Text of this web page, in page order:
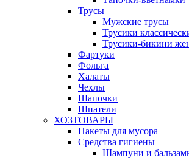
Трусы
Мужские трусы
Трусики
Трусики-бикини
Фартуки
Фольга
Халаты
Чехлы
Шапочки
Шпатели
ХОЗТОВАРЫ
Пакеты для мусора
Средства гигиены
Шампуни и